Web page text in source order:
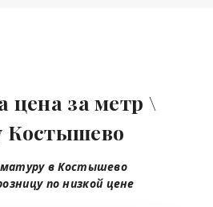
цена за метр \
Костышево
в Костышево
по низкой цене